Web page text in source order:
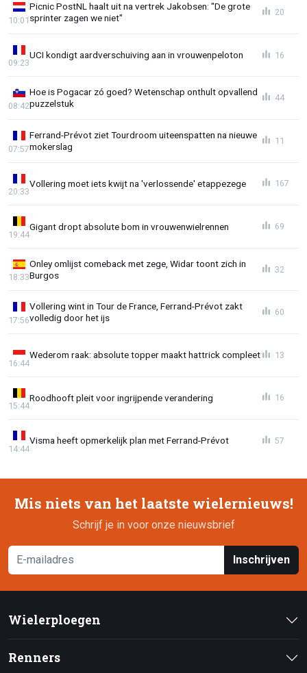
Picnic PostNL haalt uit na vertrek Jakobsen: "De grote
sprinter zagen we niet"
10:01
20
UCI kondigt aardverschuiving aan in vrouwenpeloton
09:23
16
Hoe is Pogacar zó goed? Wetenschap onthult opvallend
puzzelstuk
08:42
44
Ferrand-Prévot ziet Tourdroom uiteenspatten na nieuwe
mokerslag
07:57
11
Vollering moet iets kwijt na 'verlossende' etappezege
20:33
167
Gigant dropt absolute bom in vrouwenwielrennen
19:44
69
Onley omlijst comeback met zege, Widar toont zich in
Burgos
18:33
32
Vollering wint in Tour de France, Ferrand-Prévot zakt
volledig door het ijs
17:56
60
Wederom raak: absolute topper maakt hattrick compleet
16:44
13
Roodhooft pleit voor ingrijpende verandering
15:44
16
Visma heeft opmerkelijk plan met Ferrand-Prévot
14:44
57
Mis niets van het laatste wielernieuws!
Schrijf je in voor onze nieuwsbrief
Inschrijven
Wielerploegen
Renners